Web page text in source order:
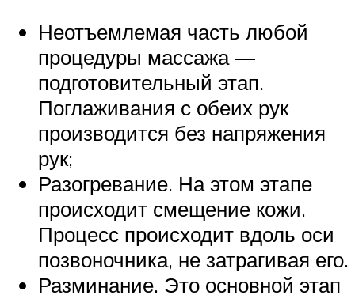
Неотъемлемая часть любой
процедуры массажа —
подготовительный этап.
Поглаживания с обеих рук
производится без напряжения
рук;
Разогревание. На этом этапе
происходит смещение кожи.
Процесс происходит вдоль оси
позвоночника, не затрагивая его.
Разминание. Это основной этап